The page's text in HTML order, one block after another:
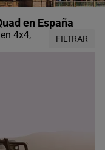
en España
4x4,
FILTRAR